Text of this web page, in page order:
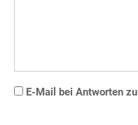
E-Mail bei Antworten